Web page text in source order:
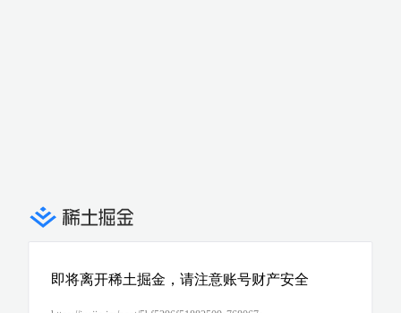
即将离开稀土掘金，请注意账号财产安全